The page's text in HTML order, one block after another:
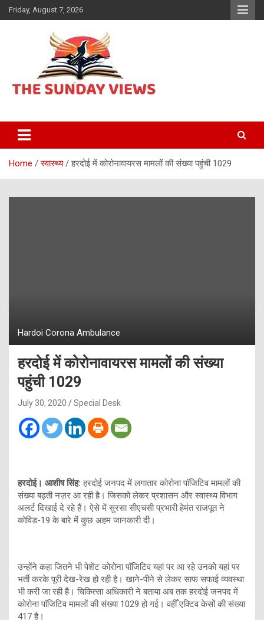
Skip
to
Friday, August 7, 2026
The Sunday views
Home स्वास्थ्य हरदोई में कोरोनावायरस मामलों की संख्या पहुंची 1029
Hardoi Corona Ambulance
हरदोई में कोरोनावायरस मामलों की संख्या
पहुंची 1029
July 30, 2020 Special Desk
हरदोई। आशीष सिंह: हरदोई जनपद में लगातार कोरोना पॉजिटिव मामलों की
संख्या बढ़ती नज़र आ रही है। जिसको लेकर प्रशासन और स्वास्थ्य विभाग
अलर्ट दिखाई दे रहे हैं। ऐसे में सुरसा सीएचसी प्रभारी हेमंत राजपूत ने
कोविड-19 के बारे में कुछ अहम जानकारी दी।
उन्होंने कहा जितने भी पेशेंट कोरोना पॉजिटिव यहां पर आ रहे उनको यहां पर
भर्ती करके पूरी देख-रेख हो रही है। खाने-पीने से लेकर साफ सफाई व्यवस्था
भी करी जा रही है। चिकित्सा अधिकारी ने बताया अब तक हरदोई जनपद में
कोरोना पॉजिटिव मामलों की संख्या 1029 हो गई। वहीँ एक्टिव केसों की संख्या
417 है।